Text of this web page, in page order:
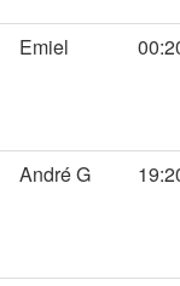
Emiel
André G